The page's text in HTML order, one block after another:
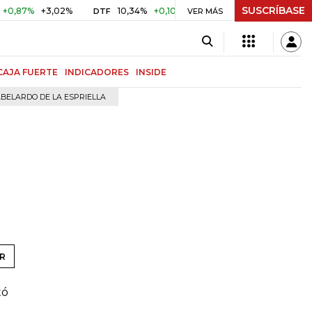
+3,02% DTF 10,34% +0,10% +0,98% UVR $ 416,96 +$
VER MÁS SUSCRÍBASE
FUERTE INDICADORES INSIDE
DE LA ESPRIELLA